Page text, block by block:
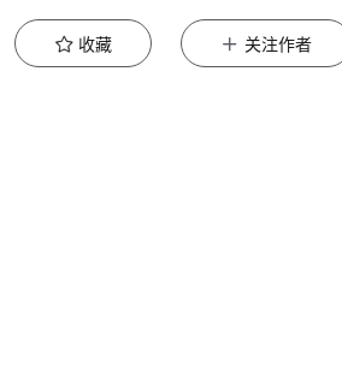
收藏 关注作者